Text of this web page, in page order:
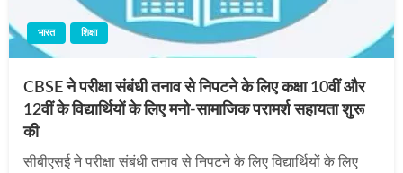
भारत शिक्षा
CBSE ने परीक्षा संबंधी तनाव से निपटने के लिए कक्षा 10वीं और
12वीं के विद्यार्थियों के लिए मनो-सामाजिक परामर्श सहायता शुरू
की
सीबीएसई ने परीक्षा संबंधी तनाव से निपटने के लिए विद्यार्थियों के लिए